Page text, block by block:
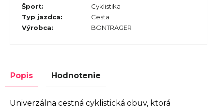
Šport:
Cyklistika
Typ jazdca:
Cesta
Výrobca: BONTRAGER
Popis Hodnotenie
Univerzálna cestná cyklistická obuv, ktorá